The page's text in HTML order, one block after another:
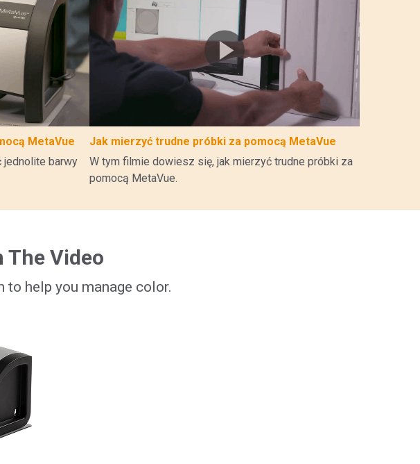
MetaVue
jednolite barwy
Jak mierzyć trudne próbki za pomocą MetaVue
W tym filmie dowiesz się, jak mierzyć trudne próbki za
pomocą MetaVue.
The Video
help you manage color.